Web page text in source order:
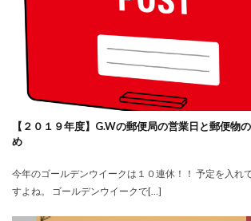
【２０１９年度】G.Wの郵便局の営業日と郵便物
め
今年のゴールデンウイークは１０連休！！ 予定を入れ
すよね。 ゴールデンウイークで[…]